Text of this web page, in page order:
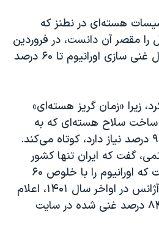
«سی‌پک»
هسته‌ای در نطنز که
را مقصر آن دانست، در فروردین
۱۴۰۰ اعلام کرد که در حال غنی سازی اورانیوم تا ۶۰ درصد
زیرا «زمان گریز هسته‌ای»
ساخت سلاح هسته‌ای که به
اورانیوم غنی‌شده بالای ۹۰ درصد نیاز دارد، کوتاه می‌کند.
گفت که ایران تنها کشور
بدون سلاح هسته‌ای است که اورانیوم را با خلوص ۶۰
درصد غنی‌سازی می‌کند. آژانس در اواخر سال ۱۴۰۱، اعلام
کرد که ذرات اورانیوم تا ۸۴ درصد غنی شده در سایت